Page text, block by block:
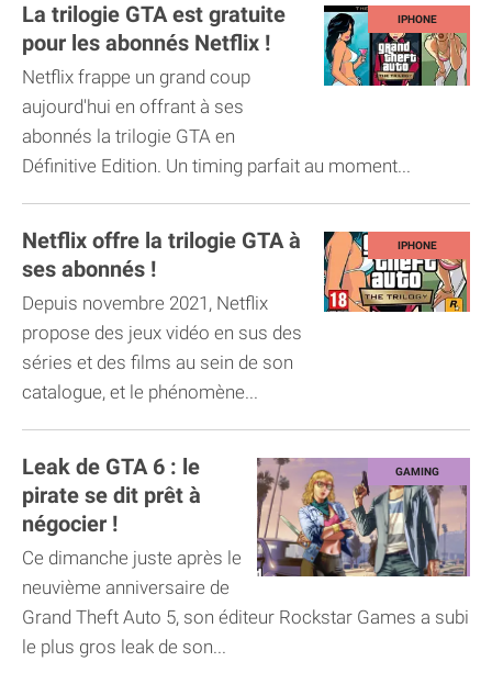
La trilogie GTA est gratuite
pour les abonnés Netflix !
Netflix frappe un grand coup
aujourd'hui en offrant à ses
abonnés la trilogie GTA en
Définitive Edition. Un timing parfait au moment...
Netflix offre la trilogie GTA à
ses abonnés !
Depuis novembre 2021, Netflix
propose des jeux vidéo en sus des
séries et des films au sein de son
catalogue, et le phénomène...
Leak de GTA 6 : le
pirate se dit prêt à
négocier !
Ce dimanche juste après le
neuvième anniversaire de
Grand Theft Auto 5, son éditeur Rockstar Games a subi
le plus gros leak de son...